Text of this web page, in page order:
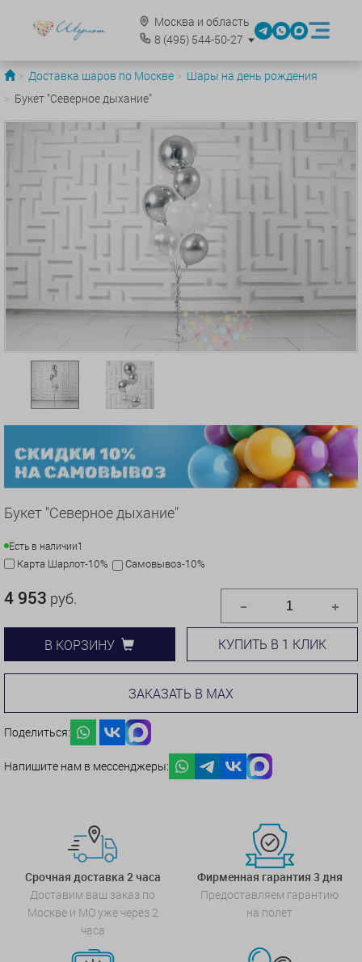
Москва и область
8 (495)544-50-27
Доставка шаров по Москве
Шары на день рождения
Букет "Северное дыхание"
Букет "Северное дыхание"
Есть в наличии1
Карта Шарлот-10% Самовывоз-10%
4 953 руб.
В КОРЗИНУ КУПИТЬ В 1 КЛИК
ЗАКАЗАТЬ В MAX
Поделиться:
Напишите нам в мессенджеры:
Срочная доставка 2 часа
Доставим ваш заказ по
Москве и МО уже через 2
часа
Фирменная гарантия 3 дня
Предоставляем гарантию
на полет